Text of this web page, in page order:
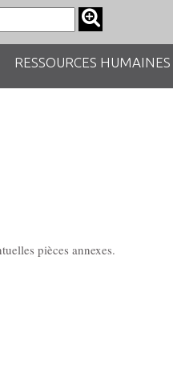
RESSOURCES HUMAINES
pièces annexes.